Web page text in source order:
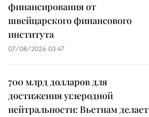
финансирования от
швейцарского финансового
института
07/08/2026 03:47
700 млрд долларов для
достижения углеродной
нейтральности: Вьетнам делает